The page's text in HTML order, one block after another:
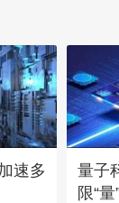
速多
量子
限“量